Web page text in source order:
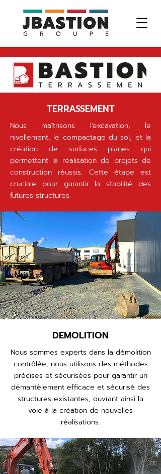
TERRASSEMENT
Nous maîtrisons l'excavation, le
nivellement, le compactage du sol, et la
création de surfaces planes qui
permettent la réalisation de projets de
construction réussis. Cette étape est
cruciale pour garantir la stabilité des
futures structures.
DEMOLITION
Nous sommes experts dans la démolition
contrôlée, nous utilisons des méthodes
précises et sécurisées pour garantir un
démantèlement efficace et sécurisé des
structures existantes, ouvrant ainsi la
voie à la création de nouvelles
réalisations.